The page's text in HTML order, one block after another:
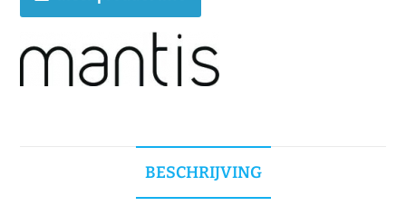
BESCHRIJVING